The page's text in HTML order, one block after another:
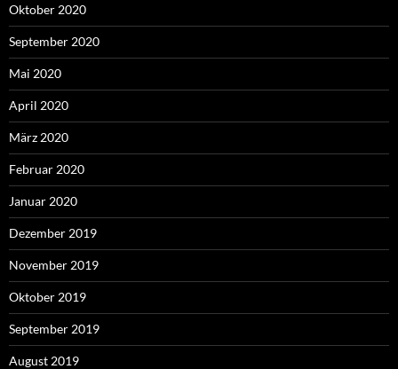
Oktober 2020
September 2020
Mai 2020
April 2020
März 2020
Februar 2020
Januar 2020
Dezember 2019
November 2019
Oktober 2019
September 2019
August 2019